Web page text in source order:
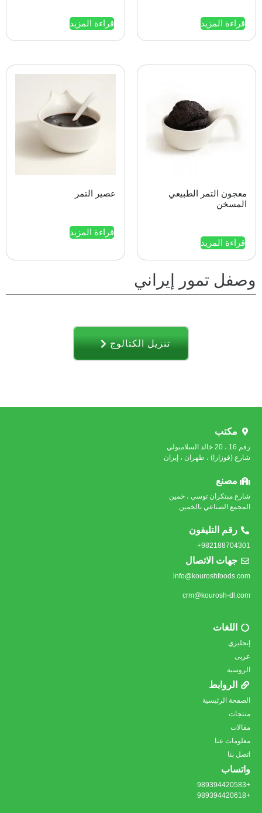
قراءة المزيد قراءة المزيد
معجون التمر الطبيعي
المسخن
قراءة المزيد
عصیر التمر
قراءة المزيد
وصفل تمور إيراني
تنزیل الکتالوج
مكتب
رقم 16 ، 20 خالد السلامبولي
شارع (فوزارا) ، طهران ، إيران
مصنع
شارع مبتكران توسي ، خمين
المجمع الصناعي بالخمين
رقم التليفون
982188704301+
جهات الاتصال
info@kouroshfoods.com
crm@kourosh-dl.com
اللغات
إنجليزي
عربى
الروسية
الروابط
الصفحة الرئيسية
منتجات
مقالات
معلومات عنا
اتصل بنا
واتساب
+989394420583
+989394420618